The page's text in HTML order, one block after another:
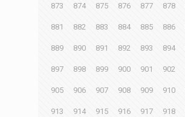
873 874 875 876 877 878
881 882 883 884 885 886
889 890 891 892 893 894
897 898 899 900 901 902
905 906 907 908 909 910
913 914 915 916 917 918